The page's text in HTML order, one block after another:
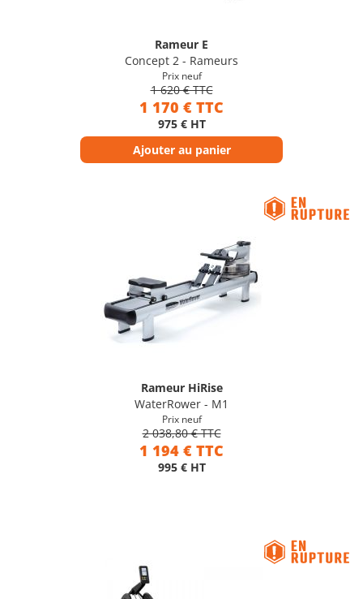
Rameur E
Concept 2 - Rameurs
Prix neuf
1 620 € TTC
1 170 € TTC
975 € HT
Ajouter au panier
Rameur HiRise
WaterRower - M1
Prix neuf
2 038,80 € TTC
1 194 € TTC
995 € HT